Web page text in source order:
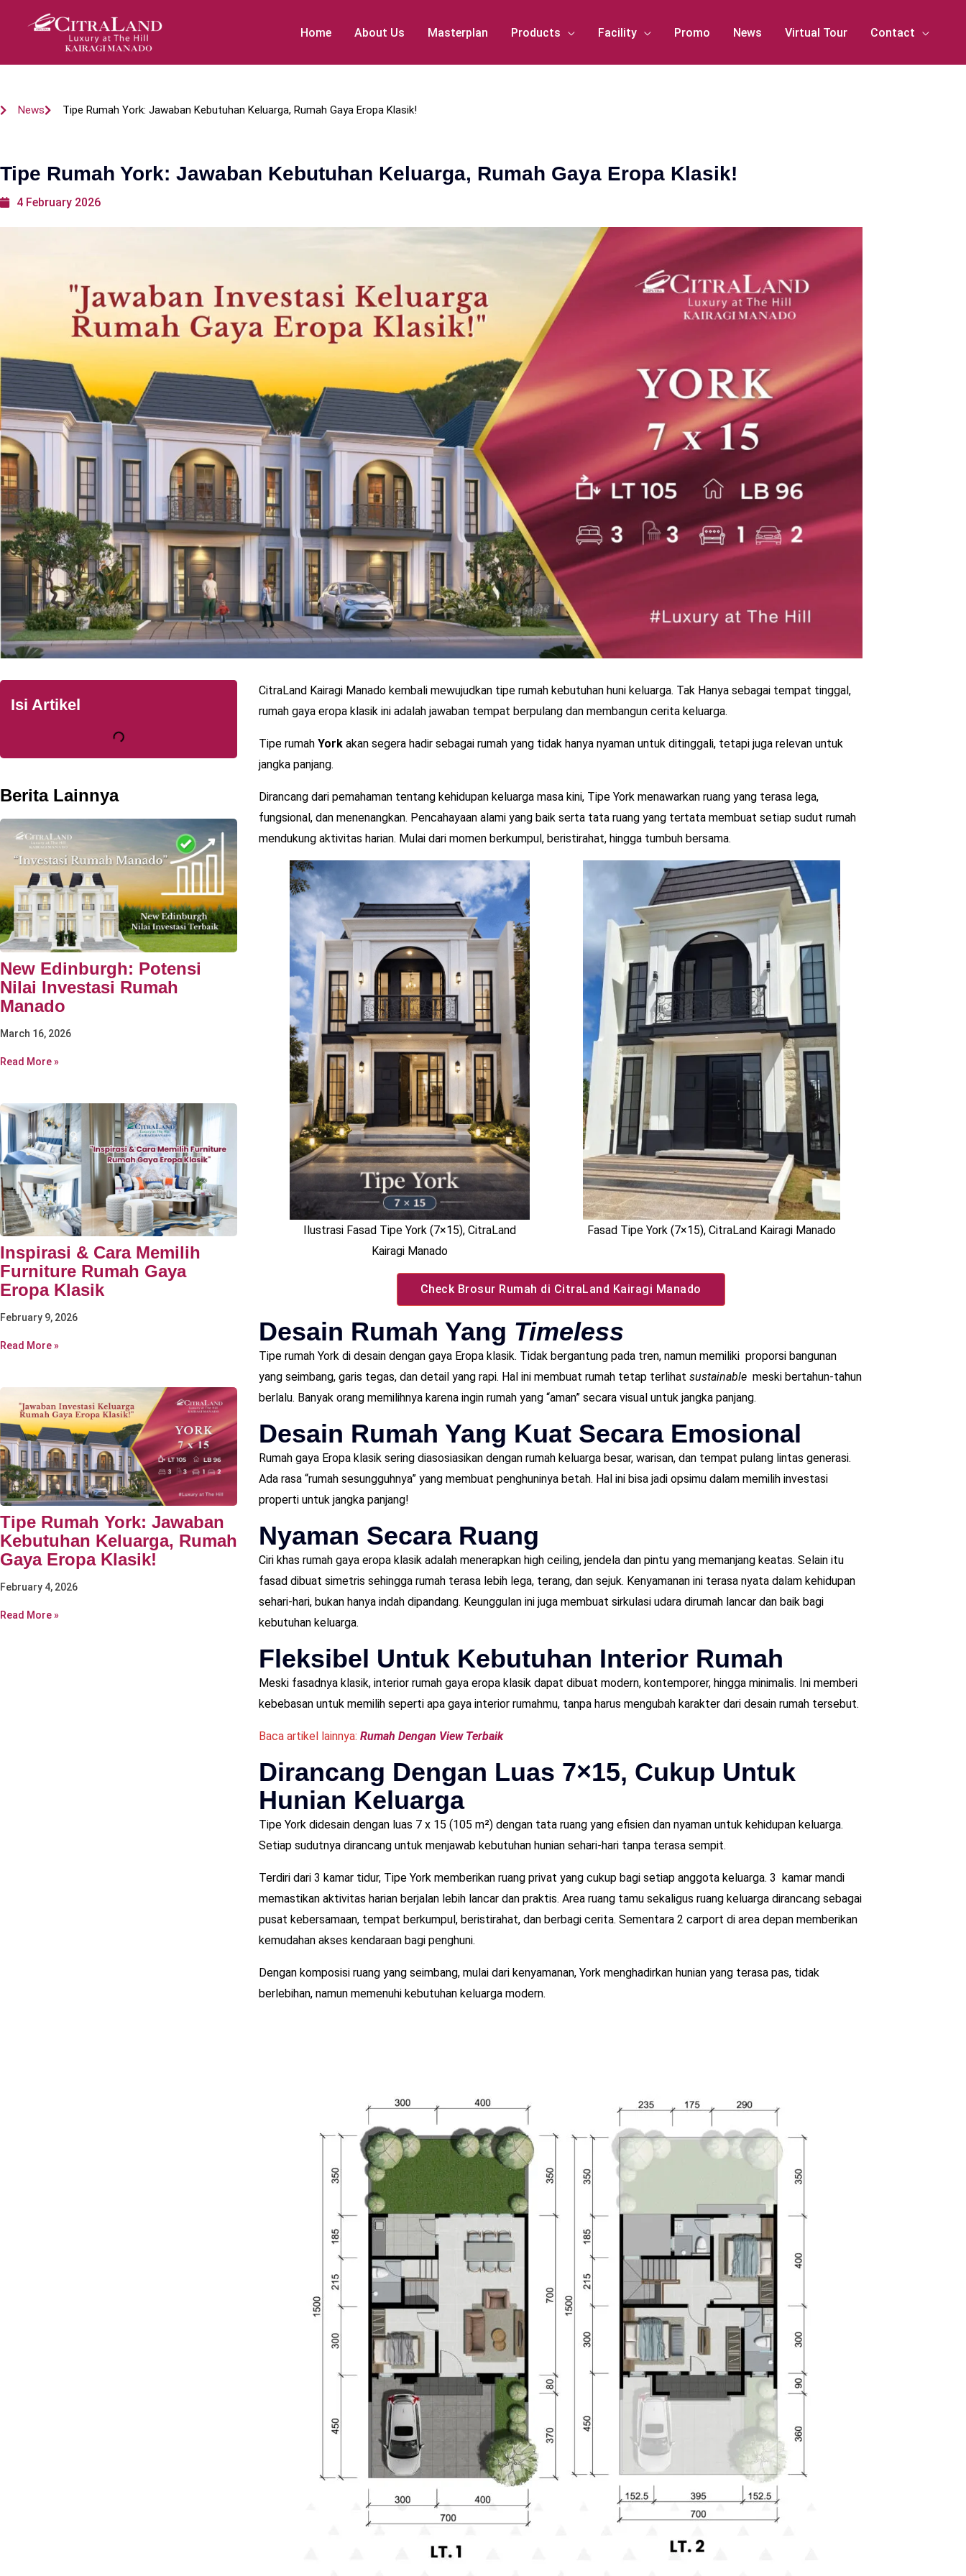
Home About Us Masterplan Products Facility Promo News Virtual Tour Contact
News Tipe Rumah York: Jawaban Kebutuhan Keluarga, Rumah Gaya Eropa Klasik!
Tipe Rumah York: Jawaban Kebutuhan Keluarga, Rumah Gaya Eropa Klasik!
4 February 2026
Isi Artikel
Berita Lainnya
New Edinburgh: Potensi
Nilai Investasi Rumah
Manado
March 16, 2026
Read More »
Inspirasi & Cara Memilih
Furniture Rumah Gaya
Eropa Klasik
February 9, 2026
Read More »
Tipe Rumah York: Jawaban
Kebutuhan Keluarga, Rumah
Gaya Eropa Klasik!
February 4, 2026
Read More »
CitraLand Kairagi Manado kembali mewujudkan tipe rumah kebutuhan huni keluarga. Tak Hanya sebagai tempat tinggal,
rumah gaya eropa klasik ini adalah jawaban tempat berpulang dan membangun cerita keluarga.
Tipe rumah York akan segera hadir sebagai rumah yang tidak hanya nyaman untuk ditinggali, tetapi juga relevan untuk
jangka panjang.
Dirancang dari pemahaman tentang kehidupan keluarga masa kini, Tipe York menawarkan ruang yang terasa lega,
fungsional, dan menenangkan. Pencahayaan alami yang baik serta tata ruang yang tertata membuat setiap sudut rumah
mendukung aktivitas harian. Mulai dari momen berkumpul, beristirahat, hingga tumbuh bersama.
Ilustrasi Fasad Tipe York (7×15), CitraLand
Kairagi Manado
Fasad Tipe York (7×15), CitraLand Kairagi Manado
Check Brosur Rumah di CitraLand Kairagi Manado
Desain Rumah Yang Timeless
Tipe rumah York di desain dengan gaya Eropa klasik. Tidak bergantung pada tren, namun memiliki proporsi bangunan
yang seimbang, garis tegas, dan detail yang rapi. Hal ini membuat rumah tetap terlihat sustainable meski bertahun-tahun
berlalu. Banyak orang memilihnya karena ingin rumah yang “aman” secara visual untuk jangka panjang.
Desain Rumah Yang Kuat Secara Emosional
Rumah gaya Eropa klasik sering diasosiasikan dengan rumah keluarga besar, warisan, dan tempat pulang lintas generasi.
Ada rasa “rumah sesungguhnya” yang membuat penghuninya betah. Hal ini bisa jadi opsimu dalam memilih investasi
properti untuk jangka panjang!
Nyaman Secara Ruang
Ciri khas rumah gaya eropa klasik adalah menerapkan high ceiling, jendela dan pintu yang memanjang keatas. Selain itu
fasad dibuat simetris sehingga rumah terasa lebih lega, terang, dan sejuk. Kenyamanan ini terasa nyata dalam kehidupan
sehari-hari, bukan hanya indah dipandang. Keunggulan ini juga membuat sirkulasi udara dirumah lancar dan baik bagi
kebutuhan keluarga.
Fleksibel Untuk Kebutuhan Interior Rumah
Meski fasadnya klasik, interior rumah gaya eropa klasik dapat dibuat modern, kontemporer, hingga minimalis. Ini memberi
kebebasan untuk memilih seperti apa gaya interior rumahmu, tanpa harus mengubah karakter dari desain rumah tersebut.
Baca artikel lainnya: Rumah Dengan View Terbaik
Dirancang Dengan Luas 7×15, Cukup Untuk
Hunian Keluarga
Tipe York didesain dengan luas 7 x 15 (105 m²) dengan tata ruang yang efisien dan nyaman untuk kehidupan keluarga.
Setiap sudutnya dirancang untuk menjawab kebutuhan hunian sehari-hari tanpa terasa sempit.
Terdiri dari 3 kamar tidur, Tipe York memberikan ruang privat yang cukup bagi setiap anggota keluarga. 3 kamar mandi
memastikan aktivitas harian berjalan lebih lancar dan praktis. Area ruang tamu sekaligus ruang keluarga dirancang sebagai
pusat kebersamaan, tempat berkumpul, beristirahat, dan berbagi cerita. Sementara 2 carport di area depan memberikan
kemudahan akses kendaraan bagi penghuni.
Dengan komposisi ruang yang seimbang, mulai dari kenyamanan, York menghadirkan hunian yang terasa pas, tidak
berlebihan, namun memenuhi kebutuhan keluarga modern.